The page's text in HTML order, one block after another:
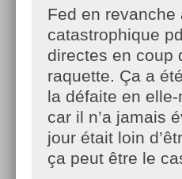
Fed en
catastrophique
directes en coup
raquette. Ça a
la défaite en
car il n’a jamais
jour était loin
ça peut être le